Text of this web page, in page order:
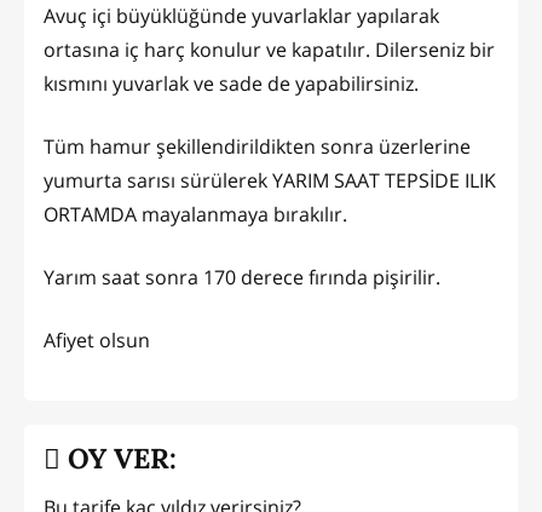
Avuç içi büyüklüğünde yuvarlaklar yapılarak
ortasına iç harç konulur ve kapatılır. Dilerseniz bir
kısmını yuvarlak ve sade de yapabilirsiniz.
Tüm hamur şekillendirildikten sonra üzerlerine
yumurta sarısı sürülerek YARIM SAAT TEPSİDE ILIK
ORTAMDA mayalanmaya bırakılır.
Yarım saat sonra 170 derece fırında pişirilir.
Afiyet olsun
OY VER: